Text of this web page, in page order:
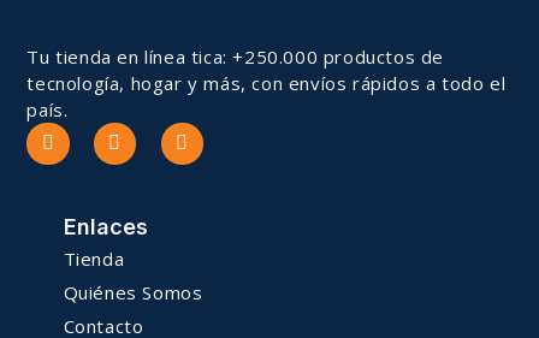
Tu tienda en línea tica: +250.000 productos de
tecnología, hogar y más, con envíos rápidos a todo el
país.
Enlaces
Tienda
Quiénes Somos
Contacto